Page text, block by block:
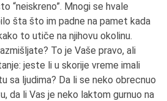
“neiskreno”. Mnogi se hvale
šta što im padne na pamet kada
to utiče na njihovu okolinu.
To je Vaše pravo, ali
jeste li u skorije vreme imali
sa ljudima? Da li se neko obrecnuo
da li Vas je neko laktom gurnuo na